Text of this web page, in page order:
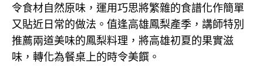
令食材自然原味，運用巧思將繁雜的食譜化作簡單
又貼近日常的做法。值逢高雄鳳梨產季，講師特別
推薦兩道美味的鳳梨料理，將高雄初夏的果實滋
味，轉化為餐桌上的時令美饌。